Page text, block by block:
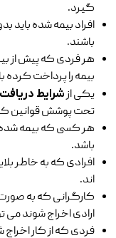
گیرد.
افراد بیمه شده باید
باشند.
بیمه را پرداخت کرده
یکی ازشرایط
تحت پوشش قوانین کار
هر کسی که بیمه شده
باشد.
افرادی که به خاطر
اند.
کارگرانی که به
ارادی اخراج شوند می